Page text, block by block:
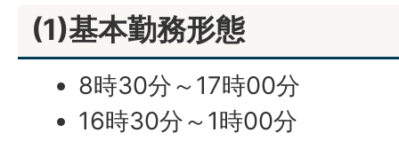
(1)基本勤務形態
8時30分～17時00分
16時30分～1時00分